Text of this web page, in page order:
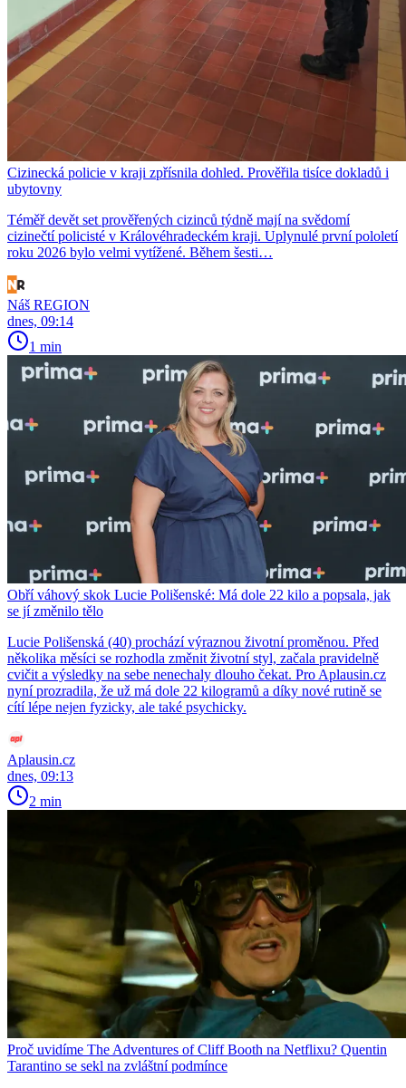
Cizinecká policie v kraji zpřísnila dohled. Prověřila tisíce dokladů i
ubytovny
Téměř devět set prověřených cizinců týdně mají na svědomí
cizinečtí policisté v Královéhradeckém kraji. Uplynulé první pololetí
roku 2026 bylo velmi vytížené. Během šesti…
Náš REGION
dnes, 09:14
1 min
Obří váhový skok Lucie Polišenské: Má dole 22 kilo a popsala, jak
se jí změnilo tělo
Lucie Polišenská (40) prochází výraznou životní proměnou. Před
několika měsíci se rozhodla změnit životní styl, začala pravidelně
cvičit a výsledky na sebe nenechaly dlouho čekat. Pro Aplausin.cz
nyní prozradila, že už má dole 22 kilogramů a díky nové rutině se
cítí lépe nejen fyzicky, ale také psychicky.
Aplausin.cz
dnes, 09:13
2 min
Proč uvidíme The Adventures of Cliff Booth na Netflixu? Quentin
Tarantino se sekl na zvláštní podmínce